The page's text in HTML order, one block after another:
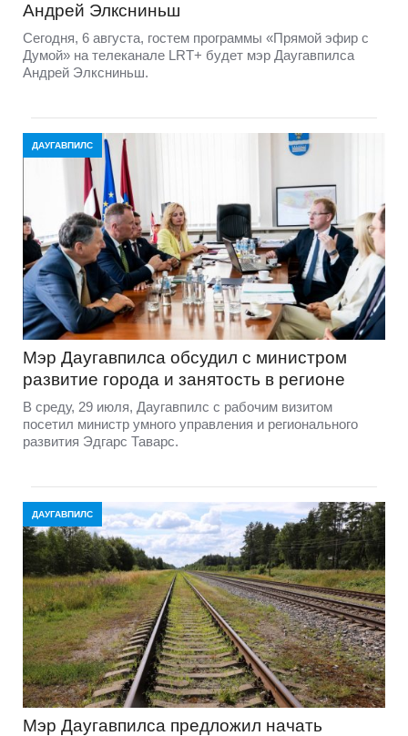
Андрей Элксниньш
Сегодня, 6 августа, гостем программы «Прямой эфир с
Думой» на телеканале LRT+ будет мэр Даугавпилса
Андрей Элксниньш.
ДАУГАВПИЛС
Мэр Даугавпилса обсудил с министром
развитие города и занятость в регионе
В среду, 29 июля, Даугавпилс с рабочим визитом
посетил министр умного управления и регионального
развития Эдгарс Таварс.
ДАУГАВПИЛС
Мэр Даугавпилса предложил начать